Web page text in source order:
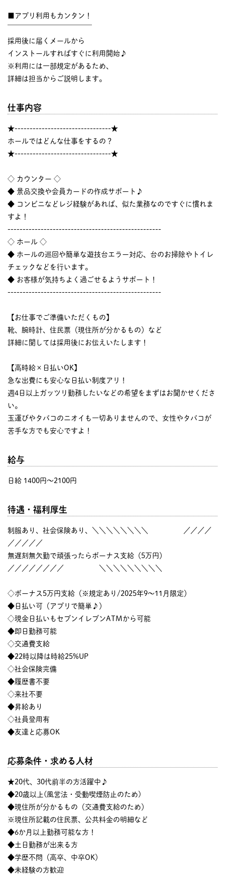
■アプリ利用もカンタン！
採用後に届くメールから
インストールすればすぐに利用開始♪
※利用には一部規定があるため、
詳細は担当からご説明します。
仕事内容
★--------------------------------★
ホールではどんな仕事をするの？
★--------------------------------★
◇ カウンター ◇
◆ 景品交換や会員カードの作成サポート♪
◆ コンビニなどレジ経験があれば、似た業務なのですぐに慣れま
すよ！
---------------------------------------------------
◇ ホール ◇
◆ ホールの巡回や簡単な遊技台エラー対応、台のお掃除やトイレ
チェックなどを行います。
◆ お客様が気持ちよく過ごせるようサポート！
---------------------------------------------------
【お仕事でご準備いただくもの】
靴、腕時計、住民票（現住所が分かるもの）など
詳細に関しては採用後にお伝えいたします！
【高時給×日払いOK】
急な出費にも安心な日払い制度アリ！
週4日以上ガッツリ勤務したいなどの希望をまずはお聞かせくださ
い。
玉運びやタバコのニオイも一切ありませんので、女性やタバコが
苦手な方でも安心ですよ！
給与
日給 1400円〜2100円
待遇・福利厚生
制服あり、社会保険あり、＼＼＼＼＼＼＼＼ ／／／／
／／／／／
無遅刻無欠勤で頑張ったらボーナス支給（5万円）
／／／／／／／／ ＼＼＼＼＼＼＼＼＼
◇ボーナス5万円支給（※規定あり/2025年9～11月限定）
◆日払い可（アプリで簡単♪）
◇現金日払いもセブンイレブンATMから可能
◆即日勤務可能
◇交通費支給
◆22時以降は時給25%UP
◇社会保険完備
◆履歴書不要
◇来社不要
◆昇給あり
◇社員登用有
◆友達と応募OK
応募条件・求める人材
★20代、30代前半の方活躍中♪
◆20歳以上(風営法・受動喫煙防止のため)
◆現住所が分かるもの（交通費支給のため）
※現住所記載の住民票、公共料金の明細など
◆6か月以上勤務可能な方！
◆土日勤務が出来る方
◆学歴不問（高卒、中卒OK）
◆未経験の方歓迎